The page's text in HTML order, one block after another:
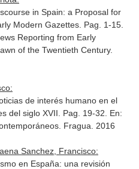
in Spain: a Proposal for
Modern Gazettes. Pag. 1-15.
Reporting from Early
of the Twentieth Century.
de interés humano en el
del siglo XVII. Pag. 19-32. En:
. Fragua. 2016
Sanchez, Francisco:
en España: una revisión